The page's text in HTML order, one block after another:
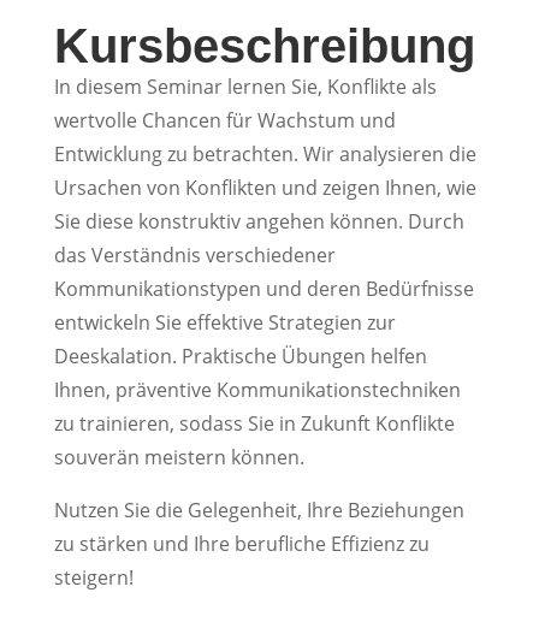
Kursbeschreibung
In diesem Seminar lernen Sie, Konflikte als
wertvolle Chancen für Wachstum und
Entwicklung zu betrachten. Wir analysieren die
Ursachen von Konflikten und zeigen Ihnen, wie
Sie diese konstruktiv angehen können. Durch
das Verständnis verschiedener
Kommunikationstypen und deren Bedürfnisse
entwickeln Sie effektive Strategien zur
Deeskalation. Praktische Übungen helfen
Ihnen, präventive Kommunikationstechniken
zu trainieren, sodass Sie in Zukunft Konflikte
souverän meistern können.
Nutzen Sie die Gelegenheit, Ihre Beziehungen
zu stärken und Ihre berufliche Effizienz zu
steigern!